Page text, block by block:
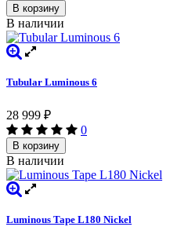
В корзину
В наличии
Tubular Luminous 6
28 999 ₽
0
В корзину
В наличии
Luminous Tape L180 Nickel